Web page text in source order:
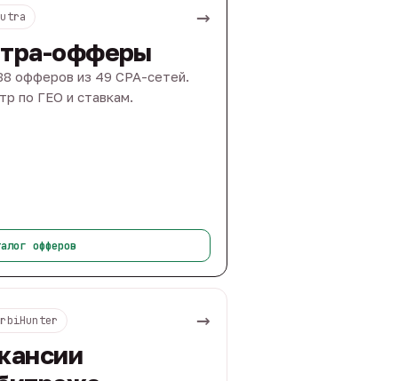
→
офферы
офферов из 49 CPA-сетей.
по ГЕО и ставкам.
офферов
→